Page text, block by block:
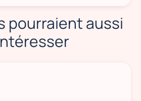
pourraient aussi